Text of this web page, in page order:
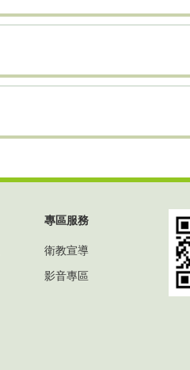
專區服務
衛教宣導
影音專區